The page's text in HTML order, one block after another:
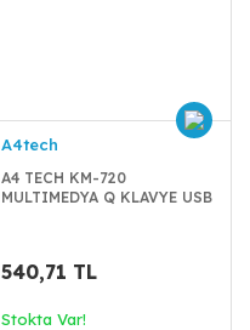
A4tech
A4 TECH KM-720
MULTIMEDYA Q KLAVYE USB
540,71 TL
Stokta Var!